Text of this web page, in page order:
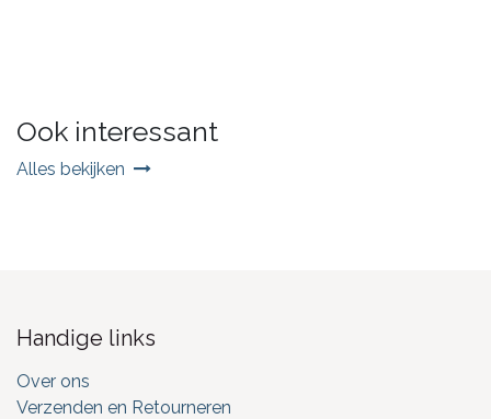
Ook interessant
Alles bekijken
Handige links
Over ons
Verzenden en Retourneren